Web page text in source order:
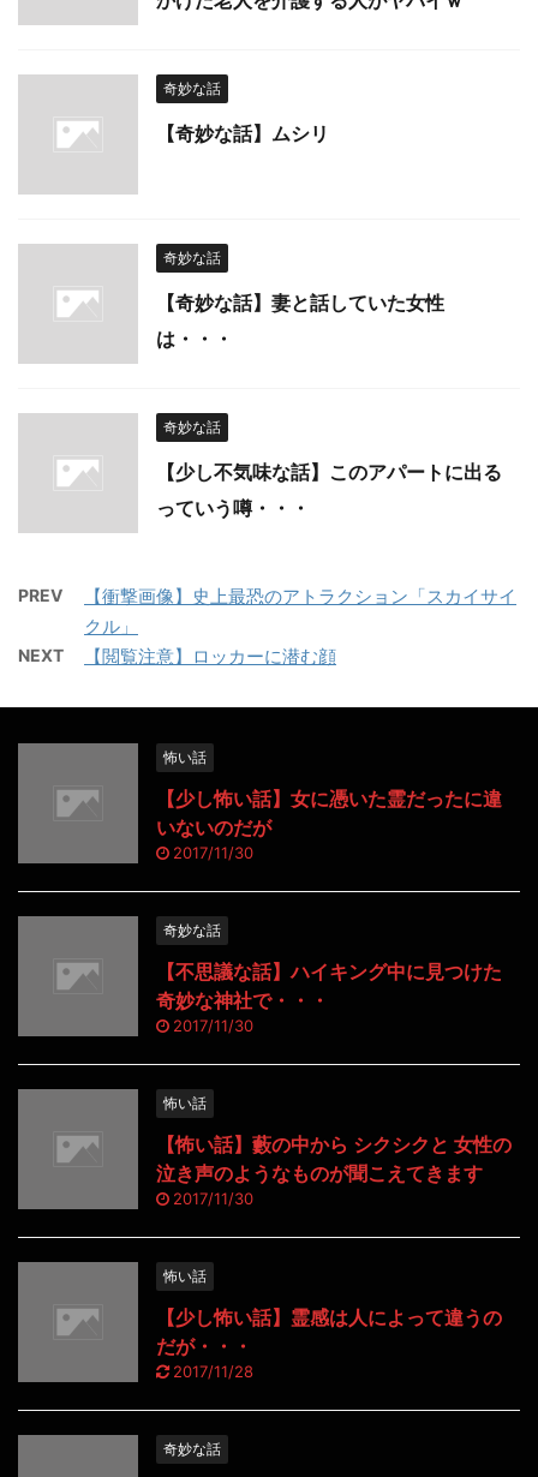
奇妙な話
【奇妙な話】ムシリ
奇妙な話
【奇妙な話】妻と話していた女性
は・・・
奇妙な話
【少し不気味な話】このアパートに出る
っていう噂・・・
PREV
【衝撃画像】史上最恐のアトラクション「スカイサイ
クル」
NEXT 【閲覧注意】ロッカーに潜む顔
怖い話
【少し怖い話】女に憑いた霊だったに違
いないのだが
2017/11/30
奇妙な話
【不思議な話】ハイキング中に見つけた
奇妙な神社で・・・
2017/11/30
怖い話
【怖い話】藪の中から シクシクと 女性の
泣き声のようなものが聞こえてきます
2017/11/30
怖い話
【少し怖い話】霊感は人によって違うの
だが・・・
2017/11/28
奇妙な話